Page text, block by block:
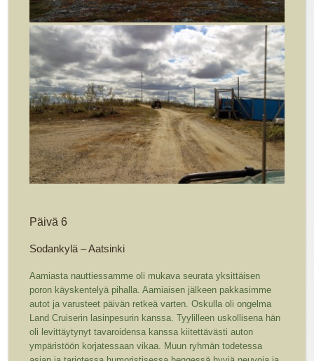
Päivä 6
Sodankylä – Aatsinki
Aamiasta nauttiessamme oli mukava seurata yksittäisen
poron käyskentelyä pihalla. Aamiaisen jälkeen pakkasimme
autot ja varusteet päivän retkeä varten. Oskulla oli ongelma
Land Cruiserin lasinpesurin kanssa. Tyylilleen uskollisena hän
oli levittäytynyt tavaroidensa kanssa kiitettävästi auton
ympäristöön korjatessaan vikaa. Muun ryhmän todetessa